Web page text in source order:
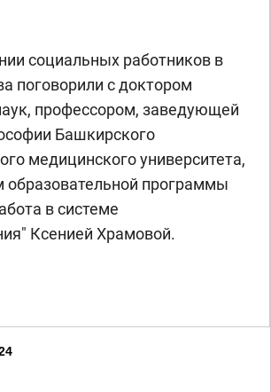
социальных работников в
поговорили с доктором
профессором, заведующей
Башкирского
медицинского университета,
образовательной программы
в системе
Ксенией Храмовой.